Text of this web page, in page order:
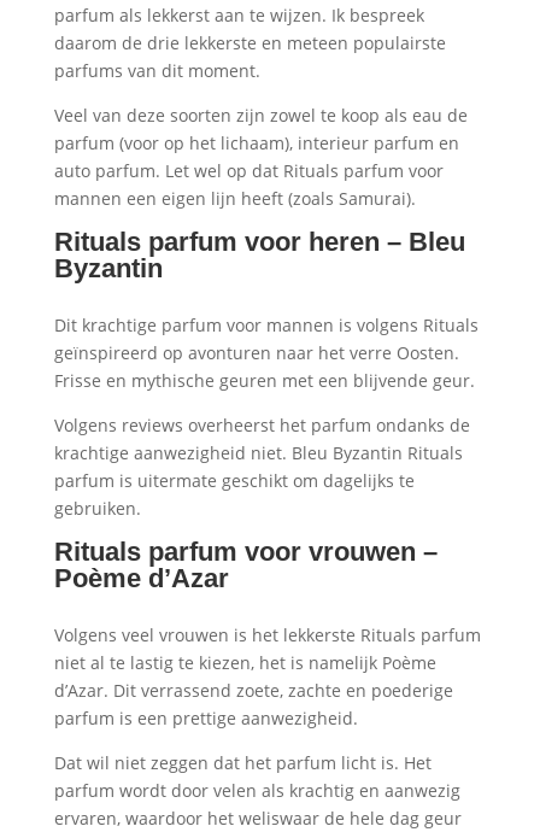
parfum als lekkerst aan te wijzen. Ik bespreek
daarom de drie lekkerste en meteen populairste
parfums van dit moment.
Veel van deze soorten zijn zowel te koop als eau de
parfum (voor op het lichaam), interieur parfum en
auto parfum. Let wel op dat Rituals parfum voor
mannen een eigen lijn heeft (zoals Samurai).
Rituals parfum voor heren – Bleu
Byzantin
Dit krachtige parfum voor mannen is volgens Rituals
geïnspireerd op avonturen naar het verre Oosten.
Frisse en mythische geuren met een blijvende geur.
Volgens reviews overheerst het parfum ondanks de
krachtige aanwezigheid niet. Bleu Byzantin Rituals
parfum is uitermate geschikt om dagelijks te
gebruiken.
Rituals parfum voor vrouwen –
Poème d’Azar
Volgens veel vrouwen is het lekkerste Rituals parfum
niet al te lastig te kiezen, het is namelijk Poème
d’Azar. Dit verrassend zoete, zachte en poederige
parfum is een prettige aanwezigheid.
Dat wil niet zeggen dat het parfum licht is. Het
parfum wordt door velen als krachtig en aanwezig
ervaren, waardoor het weliswaar de hele dag geur